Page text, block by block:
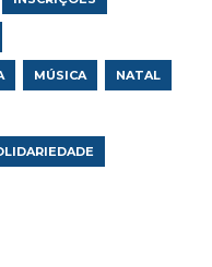
MÚSICA NATAL